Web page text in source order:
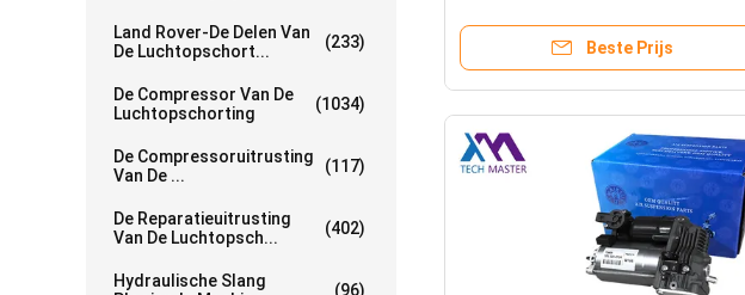
Land Rover-De Delen Van
De Luchtopschort...
(233)
De Compressor Van De
Luchtopschorting
(1034)
De Compressoruitrusting
Van De ...
(117)
De Reparatieuitrusting
Van De Luchtopsch...
(402)
Hydraulische Slang
(96)
Beste Prijs